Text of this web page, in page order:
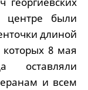
центре были
длиной
8 мая
оставляли
и всем